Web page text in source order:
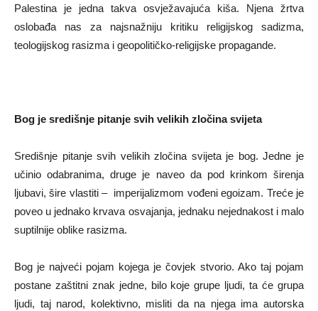
Palestina je jedna takva osvježavajuća kiša. Njena žrtva
oslobađa nas za najsnažniju kritiku religijskog sadizma,
teologijskog rasizma i geopolitičko-religijske propagande.
Bog je središnje pitanje svih velikih zločina svijeta
Središnje pitanje svih velikih zločina svijeta je bog. Jedne je
učinio odabranima, druge je naveo da pod krinkom širenja
ljubavi, šire vlastiti – imperijalizmom vođeni egoizam. Treće je
poveo u jednako krvava osvajanja, jednaku nejednakost i malo
suptilnije oblike rasizma.
Bog je najveći pojam kojega je čovjek stvorio. Ako taj pojam
postane zaštitni znak jedne, bilo koje grupe ljudi, ta će grupa
ljudi, taj narod, kolektivno, misliti da na njega ima autorska